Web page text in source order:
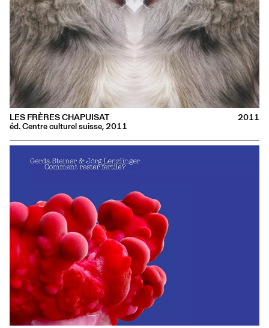
LES FRÈRES CHAPUISAT
éd. Centre culturel suisse, 2011
2011